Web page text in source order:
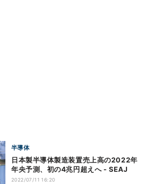
半導体
日本製半導体製造装置売上高の2022年
年央予測、初の4兆円超えへ - SEAJ
2022/07/11 16:20